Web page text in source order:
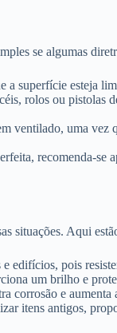
se algumas
a superfície esteja
rolos ou pistolas
ventilado, uma vez
recomenda-se
situações. Aqui
e edifícios, pois
um brilho e
corrosão e
itens antigos,